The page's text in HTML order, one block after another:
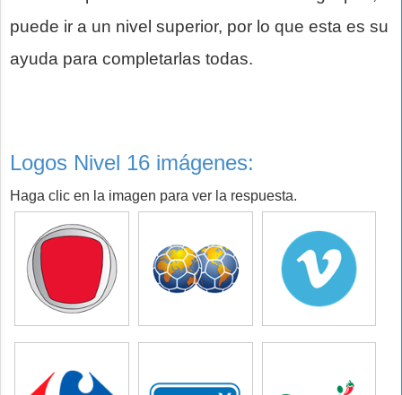
puede ir a un nivel superior, por lo que esta es su
ayuda para completarlas todas.
Logos Nivel 16 imágenes:
Haga clic en la imagen para ver la respuesta.